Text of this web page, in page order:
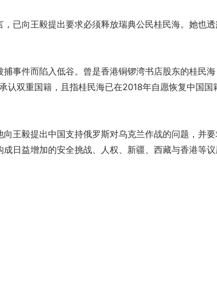
已向王毅提出要求必须释放瑞典公民桂民海。她也
事件而陷入低谷。曾是香港铜锣湾书店股东的桂民
认双重国籍，且指桂民海已在2018年自愿恢复中国
王毅提出中国支持俄罗斯对乌克兰作战的问题，并
日益增加的安全挑战、人权、新疆、西藏与香港等议